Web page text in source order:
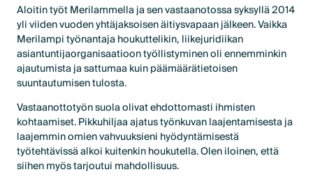
Aloitin työt Merilammella ja sen vastaanotossa syksyllä 2014
yli viiden vuoden yhtäjaksoisen äitiysvapaan jälkeen. Vaikka
Merilampi työnantaja houkuttelikin, liikejuridiikan
asiantuntijaorganisaatioon työllistyminen oli ennemminkin
ajautumista ja sattumaa kuin päämäärätietoisen
suuntautumisen tulosta.
Vastaanottotyön suola olivat ehdottomasti ihmisten
kohtaamiset. Pikkuhiljaa ajatus työnkuvan laajentamisesta ja
laajemmin omien vahvuuksieni hyödyntämisestä
työtehtävissä alkoi kuitenkin houkutella. Olen iloinen, että
siihen myös tarjoutui mahdollisuus.